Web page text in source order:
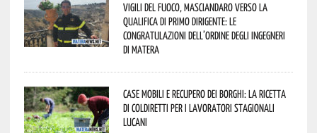
Vigili del Fuoco, Masciandaro verso la
qualifica di Primo Dirigente: le
congratulazioni dell’Ordine degli Ingegneri
di Matera
Case mobili e recupero dei borghi: la ricetta
di Coldiretti per i lavoratori stagionali
lucani